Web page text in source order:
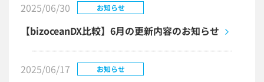
2025/06/30 お知らせ
【bizoceanDX比較】6月の更新内容のお知らせ
2025/06/17 お知らせ